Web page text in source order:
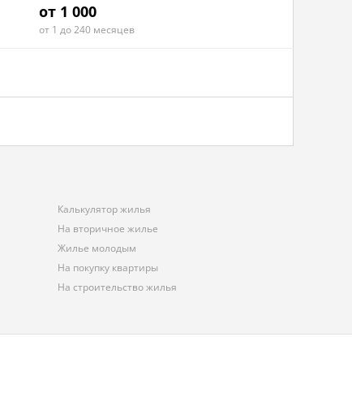
от 1 000
от 1 до 240 месяцев
Калькулятор жилья
На вторичное жилье
Жилье молодым
На покупку квартиры
На строительство жилья